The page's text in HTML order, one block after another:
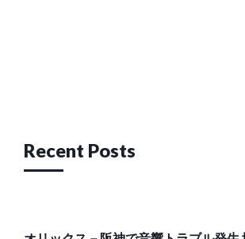
Recent Posts